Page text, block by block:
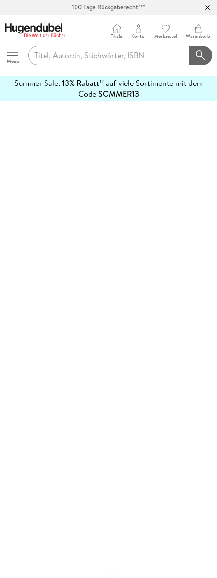
100 Tage Rückgaberecht***
Hugendubel
Menu
Filiale Konto Merkzettel Warenkorb
Summer Sale: 13% Rabatt12auf viele Sortimente mit dem
CodeSOMMER13
erfahren